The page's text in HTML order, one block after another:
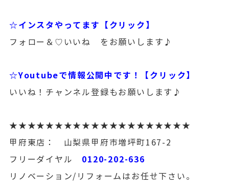
☆インスタやってます【クリック】
フォロー＆♡いいね をお願いします♪
☆Youtubeで情報公開中です！【クリック】
いいね！チャンネル登録もお願いします♪
★★★★★★★★★★★★★★★★★★★★
甲府東店： 山梨県甲府市増坪町167-2
フリーダイヤル 0120-202-636
リノベーション/リフォームはお任せ下さい。